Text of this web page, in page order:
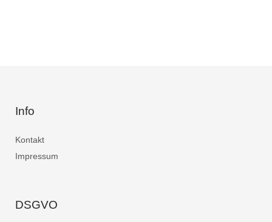
Info
Kontakt
Impressum
DSGVO